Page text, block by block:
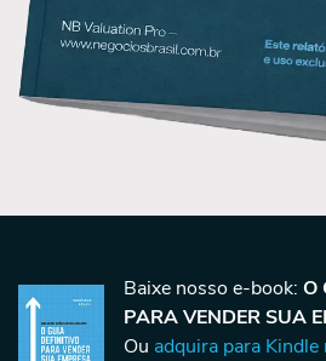
Baixe nosso e-book: O
PARA VENDER SUA
Ou adquira para